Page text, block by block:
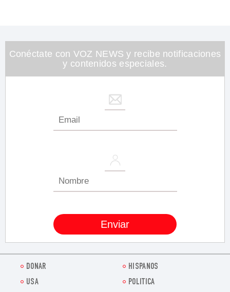
Conéctate con VOZ NEWS y recibe notificaciones
y contenidos especiales.
DONAR
HISPANOS
USA
POLITICA